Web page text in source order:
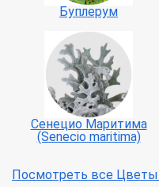
Буплерум
Сенецио Маритима
(Senecio maritima)
Посмотреть все Цветы